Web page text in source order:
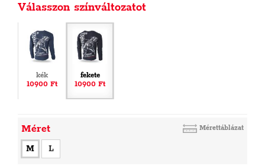
Válasszon színváltozatot
kék
10900 Ft
fekete
10900 Ft
Méret Mérettáblázat
M L